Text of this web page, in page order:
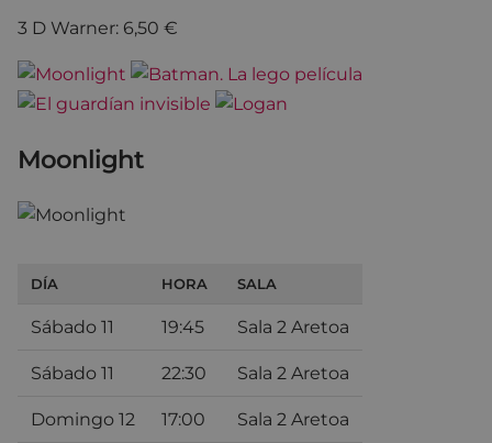
3 D Warner: 6,50 €
Moonlight
DÍA HORA SALA
Sábado 11 19:45 Sala 2 Aretoa
Sábado 11 22:30 Sala 2 Aretoa
Domingo 12 17:00 Sala 2 Aretoa